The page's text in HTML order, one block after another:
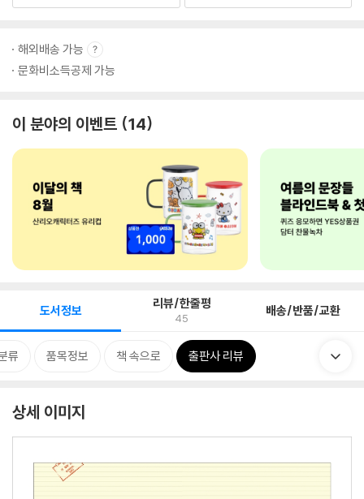
해외배송 가능
문화비소득공제 가능
이 분야의 이벤트 14
도서정보 리뷰/한줄평
45 배송/반품/교환
류 품목정보 책 속으로 출판사 리뷰
상세 이미지